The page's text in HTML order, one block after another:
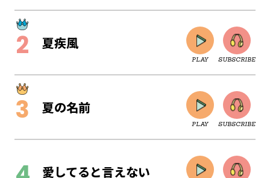
夏疾風
PLAY SUBSCRIBE
夏の名前
PLAY SUBSCRIBE
愛してると言えない